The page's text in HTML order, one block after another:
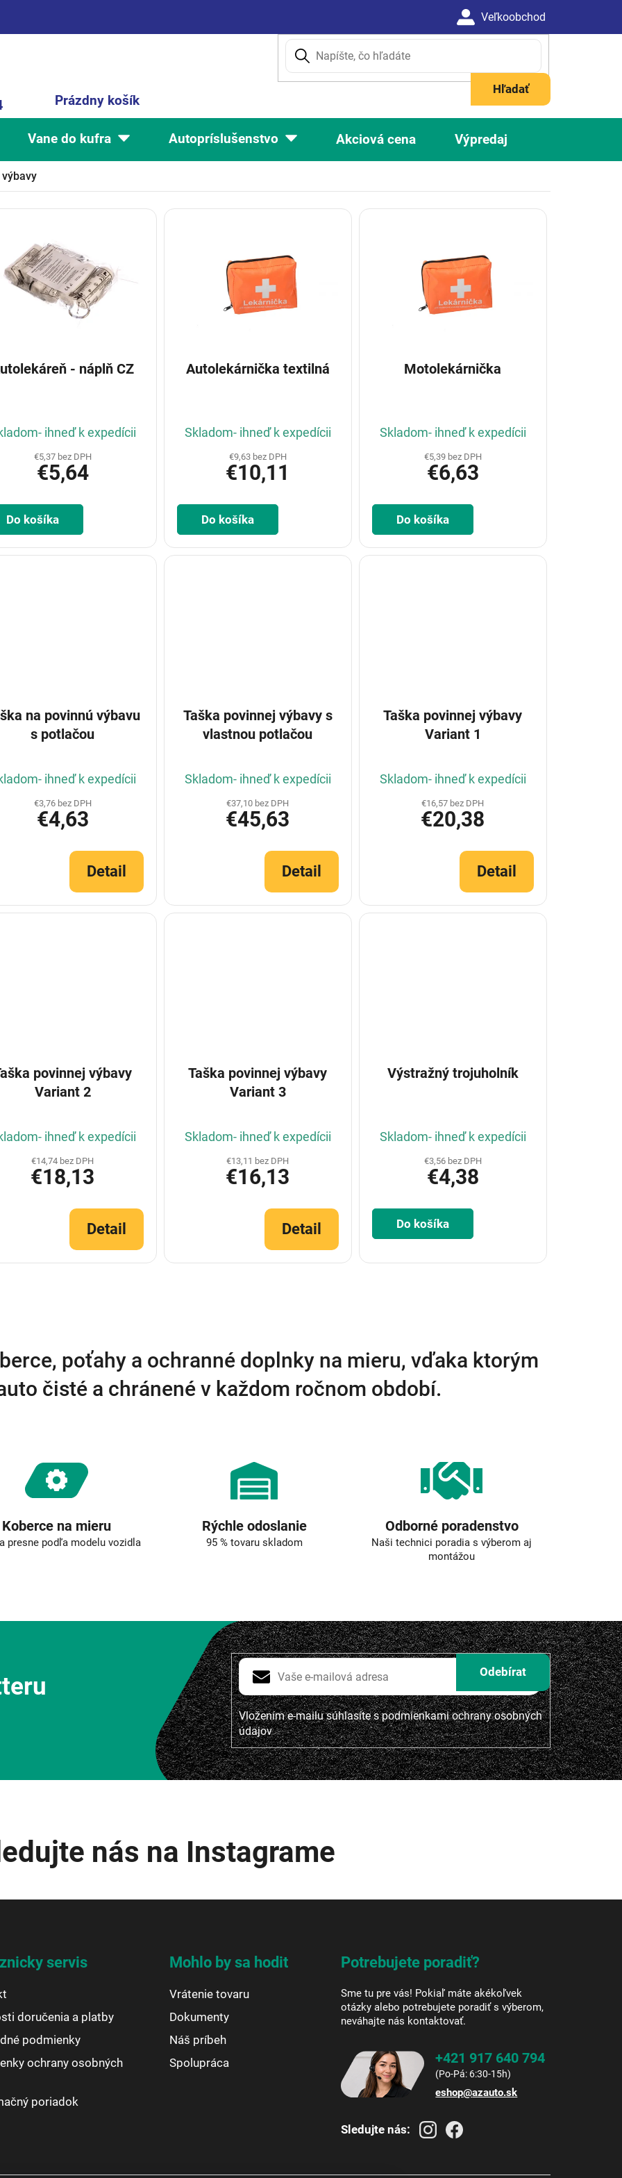
Hľadať
Nákupný
košík
Prázdny košík
Vane do kufra Autopríslušenstvo Akciová cena Výpredaj
- náplň CZ
ihneď k expedícii
€5,37 bez DPH
€5,64
Do košíka
Autolekárnička textilná
Skladom- ihneď k expedícii
€9,63 bez DPH
€10,11
Do košíka
Motolekárnička
Skladom- ihneď k expedícii
€5,39 bez DPH
€6,63
Do košíka
na povinnú výbavu
s potlačou
ihneď k expedícii
€3,76 bez DPH
€4,63
Detail
Taška povinnej výbavy s
vlastnou potlačou
Skladom- ihneď k expedícii
€37,10 bez DPH
€45,63
Detail
Taška povinnej výbavy
Variant 1
Skladom- ihneď k expedícii
€16,57 bez DPH
€20,38
Detail
povinnej výbavy
Variant 2
ihneď k expedícii
€14,74 bez DPH
€18,13
Detail
Taška povinnej výbavy
Variant 3
Skladom- ihneď k expedícii
€13,11 bez DPH
€16,13
Detail
Výstražný trojuholník
Skladom- ihneď k expedícii
€3,56 bez DPH
€4,38
Do košíka
c
i
e
v
ý
p
s
poťahy a ochranné doplnky na mieru, vďaka ktorým
čisté a chránené v každom ročnom období.
Koberce na mieru
presne podľa modelu vozidla
Rýchle odoslanie
95 % tovaru skladom
Odborné poradenstvo
Naši technici poradia s výberom aj
montážou
Vložením e-mailu súhlasíte spodmienkami ochrany osobných
údajov
nás na Instagrame
servis
doručenia a platby
podmienky
ochrany osobných
poriadok
Mohlo by sa hodit
Vrátenie tovaru
Dokumenty
Náš príbeh
Spolupráca
Potrebujete poradiť?
Sme tu pre vás! Pokiaľ máte akékoľvek
otázky alebo potrebujete poradiť s výberom,
neváhajte nás kontaktovať.
+421 917 640 794
eshop@azauto.sk
Sledujte nás: